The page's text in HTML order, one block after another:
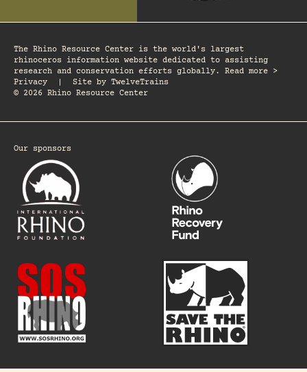
The Rhino Resource Center is the world's largest
rhinoceros information website dedicated to assisting
research and conservation efforts globally. Read more >
Privacy
Site by TwelveTrains
© 2026 Rhino Resource Center
Our sponsors